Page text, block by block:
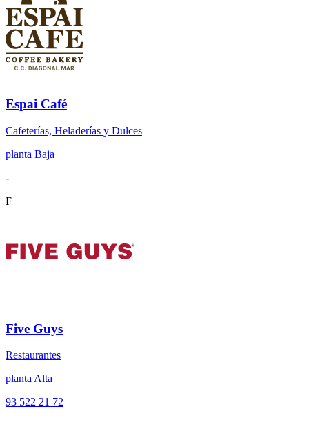
Espai Café
Cafeterías, Heladerías y Dulces
planta Baja
-
F
Five Guys
Restaurantes
planta Alta
93 522 21 72